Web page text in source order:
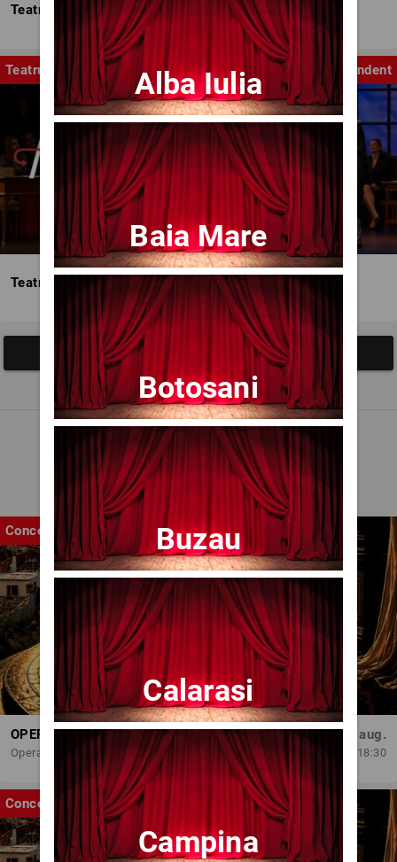
Teatrul Mic - Stagiunea 2025-2026
Teatru Independent
Teatrul Avangardia
Afisați mai multe evenimente
Noutăți
Concert
OPERA BRAȘOV ESTIVAL – ROMANCE & CINEMA - CONCERT
Opera Brasov
Sâm, 29 aug.
18:30
Concert
Alba Iulia
Baia Mare
Botosani
Buzau
Calarasi
Campina